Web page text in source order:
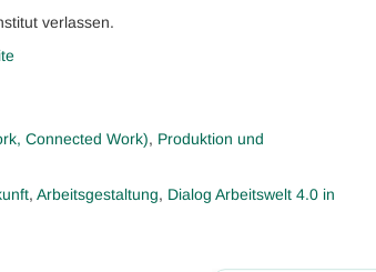
verlassen.
Connected Work), Produktion und
, Arbeitsgestaltung, Dialog Arbeitswelt 4.0 in